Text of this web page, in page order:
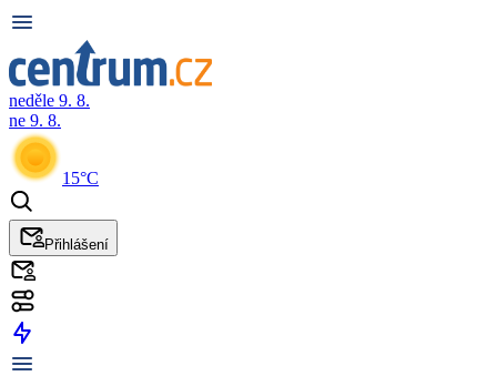
neděle 9. 8.
ne 9. 8.
15°C
Přihlášení